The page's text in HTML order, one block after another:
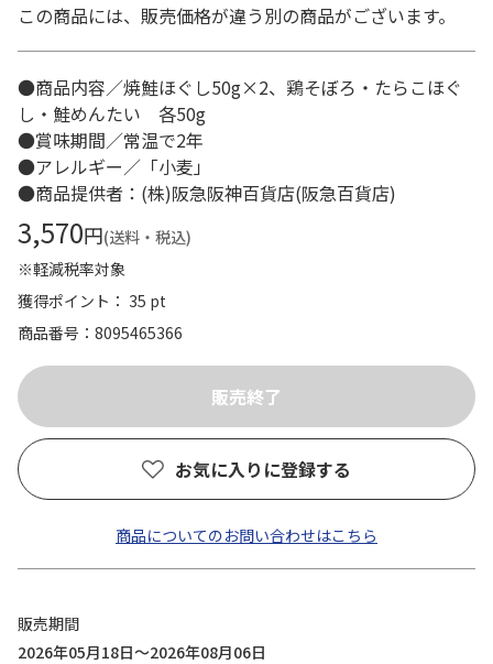
この商品には、販売価格が違う別の商品がございます。
●商品内容／焼鮭ほぐし50g×2、鶏そぼろ・たらこほぐ
し・鮭めんたい 各50g
●賞味期間／常温で2年
●アレルギー／「小麦」
●商品提供者：(株)阪急阪神百貨店(阪急百貨店)
3,570円(送料・税込)
※軽減税率対象
獲得ポイント： 35 pt
商品番号
8095465366
お気に入りに登録する
商品についてのお問い合わせはこちら
販売期間
2026年05月18日～2026年08月06日